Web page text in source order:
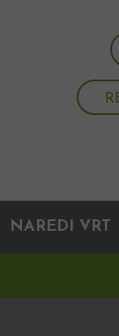
NAREDI VRT